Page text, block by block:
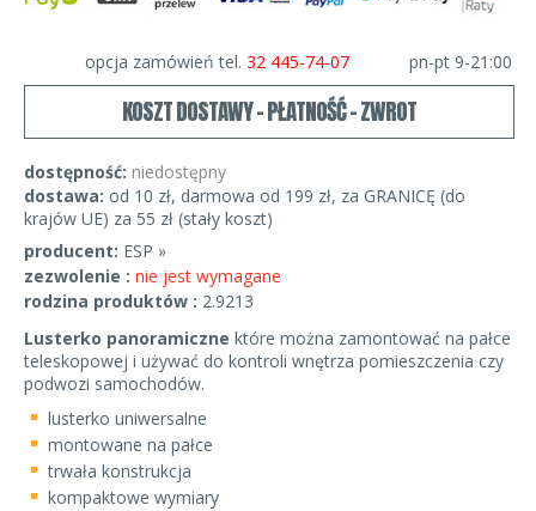
opcja zamówień tel. 32 445-74-07 pn-pt 9-21:00
KOSZT DOSTAWY - PŁATNOŚĆ - ZWROT
dostępność: niedostępny
dostawa: od 10 zł, darmowa od 199 zł, za GRANICĘ (do
krajów UE) za 55 zł (stały koszt)
producent: ESP »
zezwolenie : nie jest wymagane
rodzina produktów : 2.9213
Lusterko panoramiczne które można zamontować na pałce
teleskopowej i używać do kontroli wnętrza pomieszczenia czy
podwozi samochodów.
lusterko uniwersalne
montowane na pałce
trwała konstrukcja
kompaktowe wymiary